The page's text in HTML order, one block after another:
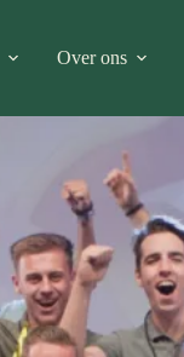
Over ons